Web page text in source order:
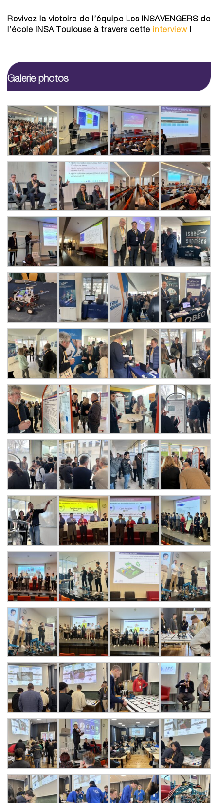
Revivez la victoire de l’équipe Les INSAVENGERS de
l’école INSA Toulouse à travers cette interview !
Galerie photos